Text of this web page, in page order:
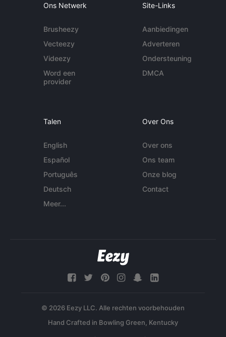
Ons Netwerk
Brusheezy
Vecteezy
Videezy
Word een
provider
Site-Links
Aanbiedingen
Adverteren
Ondersteuning
DMCA
Talen
English
Español
Português
Deutsch
Meer...
Over Ons
Over ons
Ons team
Onze blog
Contact
© 2026 Eezy LLC. Alle rechten voorbehouden